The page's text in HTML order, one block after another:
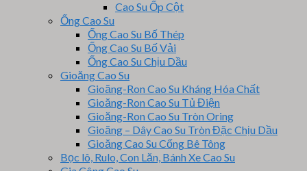
Cao Su Ốp Cột
Ống Cao Su
Ống Cao Su Bố Thép
Ống Cao Su Bố Vải
Ống Cao Su Chịu Dầu
Gioăng Cao Su
Gioăng-Ron Cao Su Kháng Hóa Chất
Gioăng-Ron Cao Su Tủ Điện
Gioăng-Ron Cao Su Tròn Oring
Gioăng – Dây Cao Su Tròn Đặc Chịu Dầu
Gioăng Cao Su Cống Bê Tông
Bọc lô, Rulo, Con Lăn, Bánh Xe Cao Su